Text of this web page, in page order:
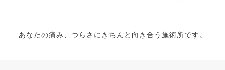
あなたの痛み、つらさにきちんと向き合う施術所です。